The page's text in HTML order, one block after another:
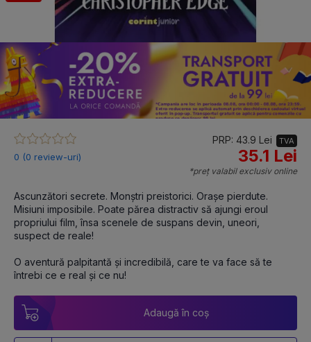
0 (0 review-uri)
PRP: 43.9 Lei TVA
35.1 Lei
*preț valabil exclusiv online
Ascunzători secrete. Monștri preistorici. Orașe pierdute.
Misiuni imposibile. Poate părea distractiv să ajungi eroul
propriului film, însa scenele de suspans devin, uneori,
suspect de reale!
O aventură palpitantă și incredibilă, care te va face să te
întrebi ce e real și ce nu!
Adaugă în coș